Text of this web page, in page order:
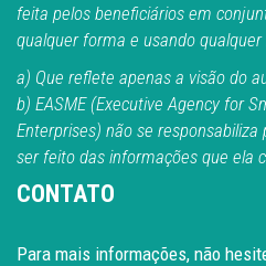
feita pelos beneficiários em
qualquer forma e usando
a) Que reflete apenas a visão do
b) EASME (Executive Agency for
Enterprises) não se
ser feito das informações que ela
CONTATO
Para mais informações, não